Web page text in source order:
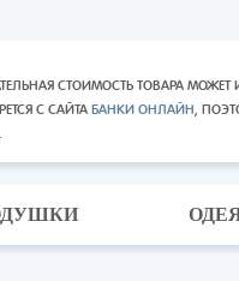
СТОИМОСТЬ ТОВАРА
С САЙТА БАНКИ ОНЛАЙН,